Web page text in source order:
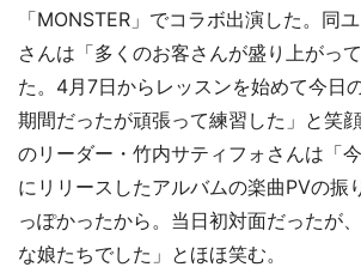
「MONSTER」でコラボ出演した。同
さんは「多くのお客さんが盛り上がっ
た。4月7日からレッスンを始めて今日
期間だったが頑張って練習した」と笑
のリーダー・竹内サティフォさんは「
にリリースしたアルバムの楽曲PVの振
っぽかったから。当日初対面だったが
な娘たちでした」とほほ笑む。